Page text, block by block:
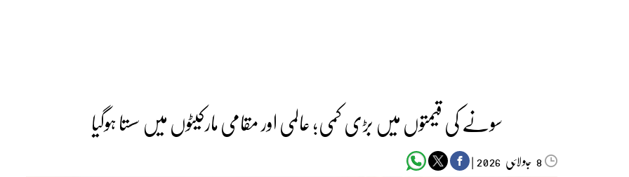
سونے کی قیمتوں میں بڑی کمی؛ عالمی اور مقامی مارکیٹوں میں سستا ہوگیا
8جولائی |